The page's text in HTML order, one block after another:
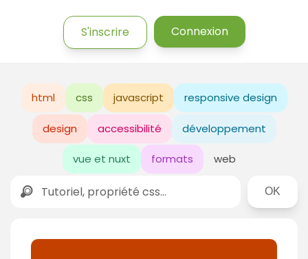
S'inscrire Connexion
html css javascript responsive design
design accessibilité développement
vue et nuxt formats web
Rechercher